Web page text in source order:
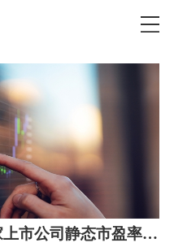
商业用品与服务行业174家上市公司静态市盈率平均25.01倍